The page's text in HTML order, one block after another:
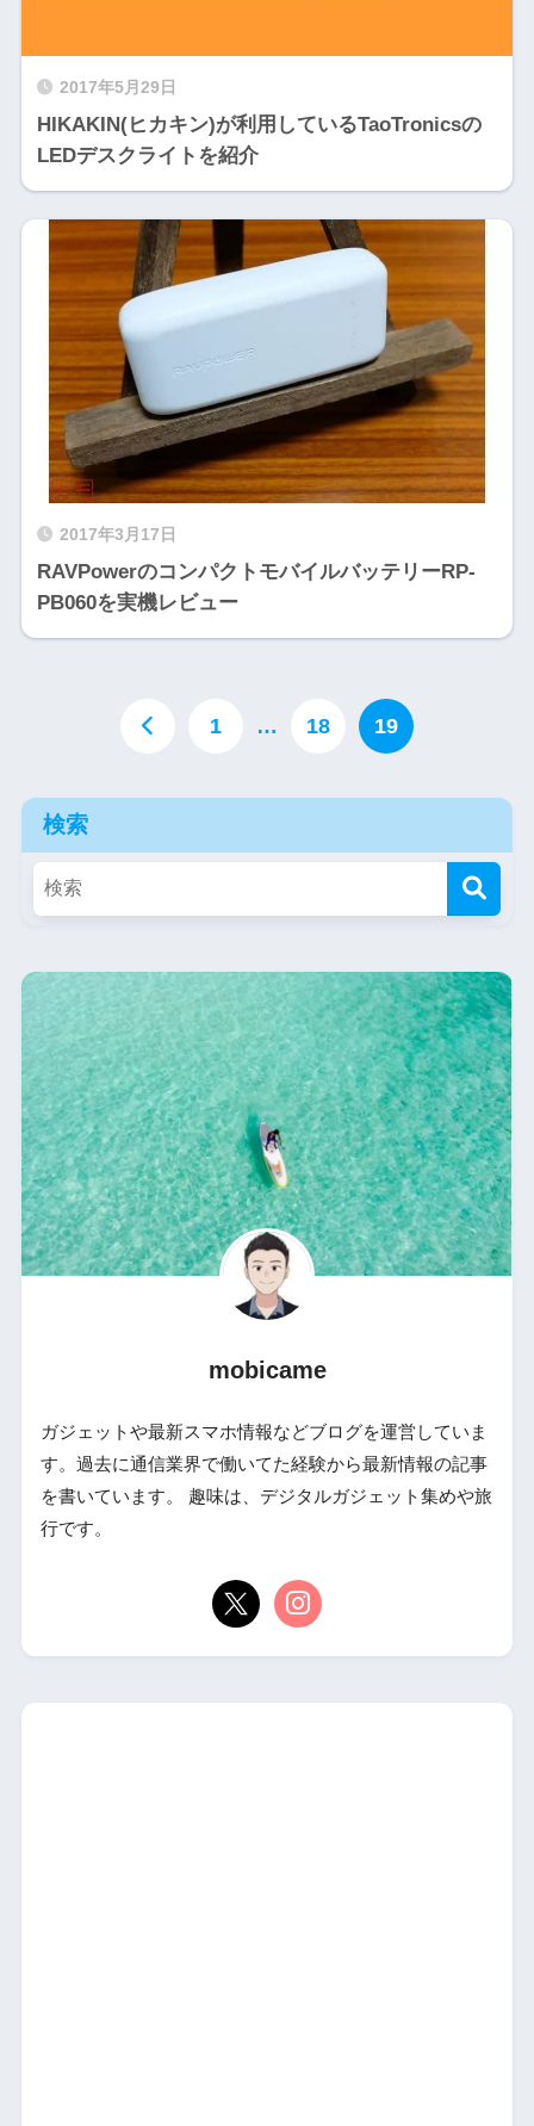
2017年5月29日
HIKAKIN(ヒカキン)が利用しているTaoTronicsの
LEDデスクライトを紹介
2017年3月17日
RAVPowerのコンパクトモバイルバッテリーRP-
PB060を実機レビュー
1 … 18 19
検索
mobicame
ガジェットや最新スマホ情報などブログを運営していま
す。過去に通信業界で働いてた経験から最新情報の記事
を書いています。 趣味は、デジタルガジェット集めや旅
行です。